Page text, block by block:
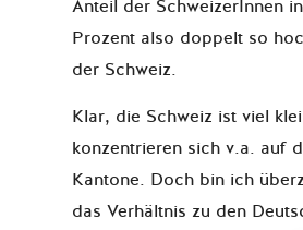
Anteil der SchweizerInnen
Prozent also doppelt so
der Schweiz.
Klar, die Schweiz ist viel
konzentrieren sich v.a. auf
Kantone. Doch bin ich
das Verhältnis zu den